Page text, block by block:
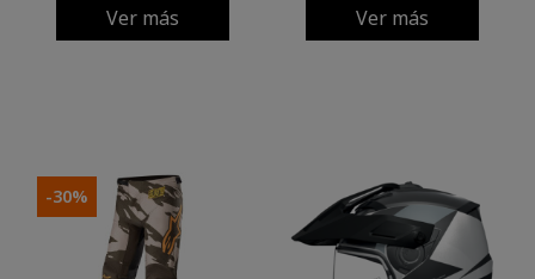
Ver más Ver más
-30%